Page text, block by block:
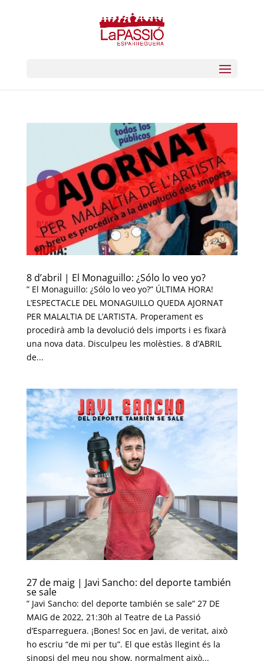
8 d’abril | El Monaguillo: ¿Sólo lo veo yo?
” El Monaguillo: ¿Sólo lo veo yo?” ÚLTIMA HORA!
L’ESPECTACLE DEL MONAGUILLO QUEDA AJORNAT
PER MALALTIA DE L’ARTISTA. Properament es
procedirà amb la devolució dels imports i es fixarà
una nova data. Disculpeu les molèsties. 8 d’ABRIL
de...
27 de maig | Javi Sancho: del deporte también
se sale
” Javi Sancho: del deporte también se sale” 27 DE
MAIG de 2022, 21:30h al Teatre de La Passió
d’Esparreguera. ¡Bones! Soc en Javi, de veritat, això
ho escriu “de mi per tu”. El que estàs llegint és la
sinopsi del meu nou show, normalment això...